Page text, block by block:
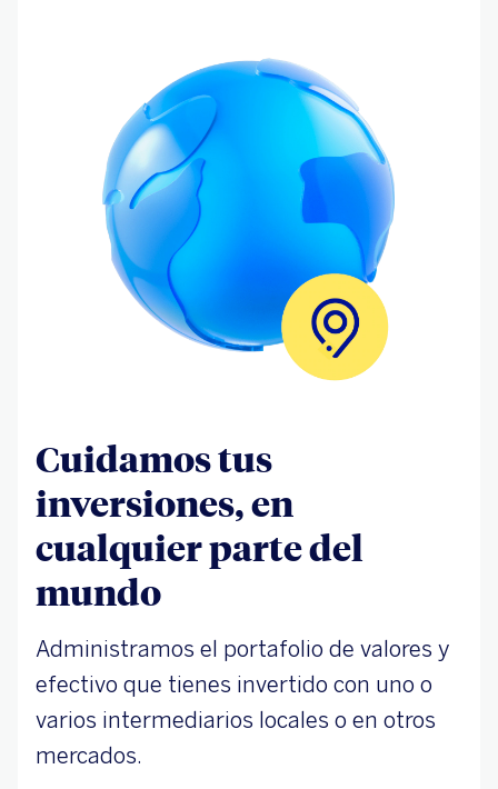
Cuidamos tus
inversiones, en
cualquier parte del
mundo
Administramos el portafolio de valores y
efectivo que tienes invertido con uno o
varios intermediarios locales o en otros
mercados.